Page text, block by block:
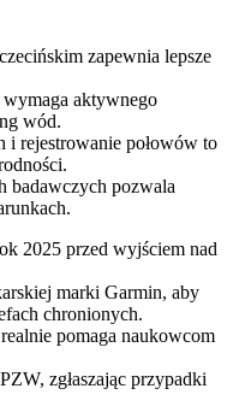
zapewnia lepsze
aktywnego
wód.
i rejestrowanie połowów to
badawczych pozwala
2025 przed wyjściem nad
marki Garmin, aby
chronionych.
pomaga naukowcom
zgłaszając przypadki